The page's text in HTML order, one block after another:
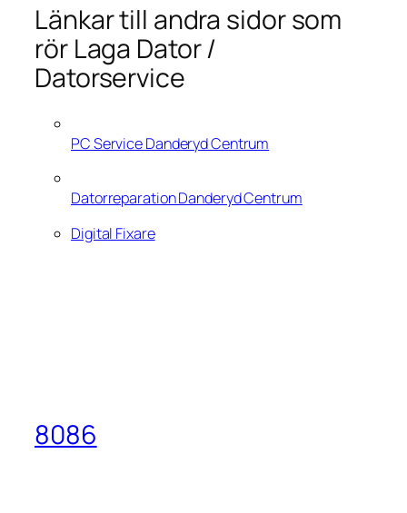
Länkar till andra sidor som
rör Laga Dator /
Datorservice
PC Service Danderyd Centrum
Datorreparation Danderyd Centrum
Digital Fixare
8086